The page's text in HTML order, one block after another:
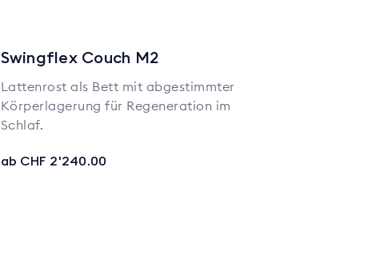
Swingflex Couch M2
Lattenrost als Bett mit abgestimmter
Körperlagerung für Regeneration im
Schlaf.
ab CHF 2'240.00